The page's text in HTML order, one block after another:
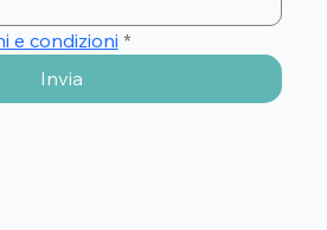
e condizioni *
Invia